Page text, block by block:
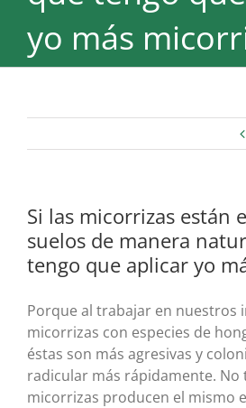
yo más
Si las micorrizas están
suelos de manera
tengo que aplicar yo
Porque al trabajar en nuestros
micorrizas con especies de
éstas son más agresivas y
radicular más rápidamente. No
micorrizas producen el mismo